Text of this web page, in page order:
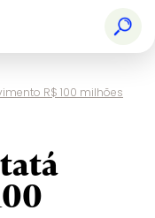
R$ 100 milhões